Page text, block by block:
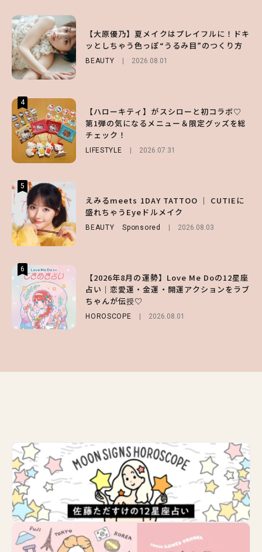
3
【大原優乃】夏メイクはプレイフルに！ドキ
ッとしちゃう色っぽ“うるみ目”のつくり方
BEAUTY 2026.08.01
4
【ハローキティ】がスシローと初コラボ♡
第1弾の気になるメニュー＆限定グッズを総
チェック！
LIFESTYLE 2026.07.31
5
えみるmeets 1DAY TATTOO ｜ CUTIEに
盛れちゃうEyeドルメイク
BEAUTY Sponsored 2026.08.03
6
【2026年8月の運勢】Love Me Doの12星座
占い｜恋愛運・金運・開運アクションをラブ
ちゃんが伝授♡
HOROSCOPE 2026.08.01
3
【スタバ】約160通りのカスタマイズができ
る⁉ 39店舗限定『My フルーツ³ フラペチー
ノ®』を徹底レポ♡
4
【齋藤飛鳥】人生初のロブに！「意外としっ
くりくるし、すごく新鮮で心地いい」ヘアカ
ットの様子を独占でお届け♡
ENTERTAINMENT 2026.07.30
5
キープの秘訣や夏の過ごし方など独占インタ
ビュー！
ENTERTAINMENT 2026.07.31
6
【SNIDEL】長濱ねるとロマンティックトラ
ッドな秋はじめ｜2026秋の新作コーデ4選
3
【谷まりあ】夏は“シアースカート”でさり
げなく肌見せ！透け感のニュアンスを楽しめ
るマストハブアイテム4選
4
【夏ヘアのくずれ・うねりに】ヘアメイク夢
月直伝♡ ドライシャンプー「バティスト」
を使ったプロ級スタイリング3選
BEAUTY Sponsored
5
第1弾の気になるメニュー＆限定グッズを総
チェック！
2026.07.31
6
【GU】夏の“主役級”アイテム決定！ヘルシ
ー＆可愛すぎる「大人の肌見せ」トップス3
選
FASHION 2026.07.19